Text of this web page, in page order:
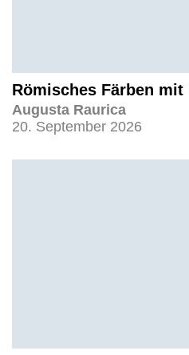
Römisches Färben mit
Augusta Raurica
20. September 2026